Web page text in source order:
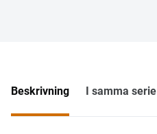
Beskrivning I samma serie